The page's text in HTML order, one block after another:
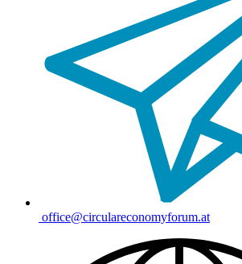
office@circulareconomyforum.at